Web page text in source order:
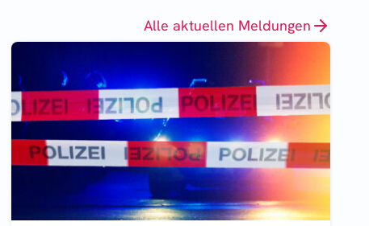
Alle aktuellen Meldungen